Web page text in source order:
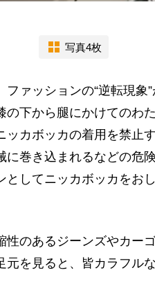
写真4枚
ァッションの“逆転現象
の下から腿にかけてのわ
カボッカの着用を禁止
に巻き込まれるなどの危
としてニッカボッカをお
のあるジーンズやカー
元を見ると、皆カラフル